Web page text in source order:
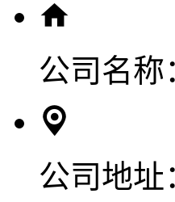
公司名称
公司地址